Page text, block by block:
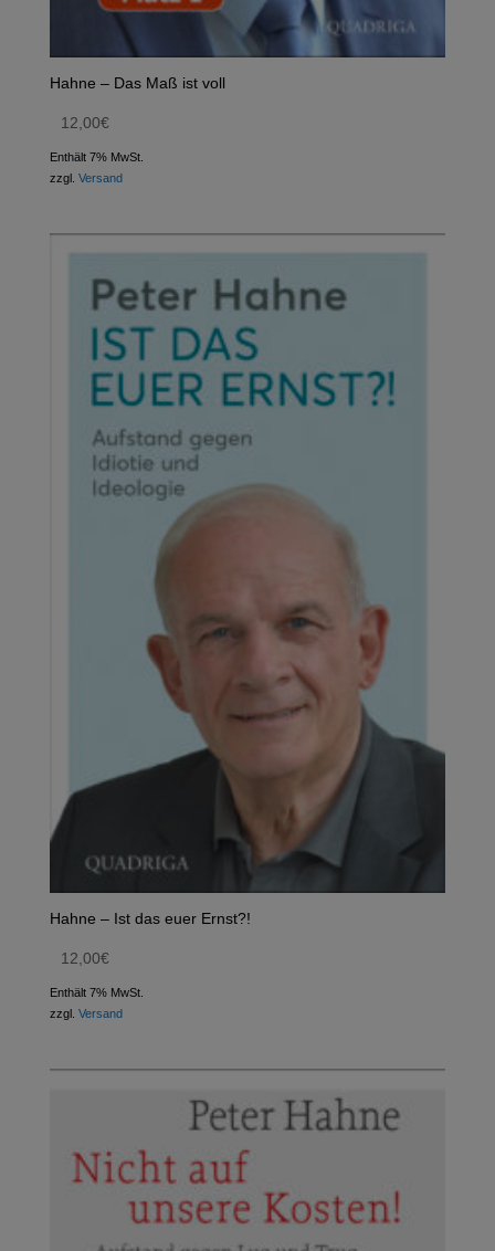
Hahne – Das Maß ist voll
12,00€
Enthält 7% MwSt.
zzgl. Versand
Hahne – Ist das euer Ernst?!
12,00€
Enthält 7% MwSt.
zzgl. Versand